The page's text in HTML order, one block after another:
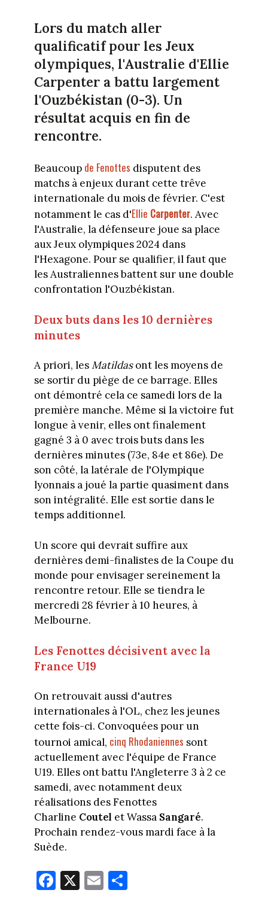
Lors du match aller
qualificatif pour les Jeux
olympiques, l'Australie d'Ellie
Carpenter a battu largement
l'Ouzbékistan (0-3). Un
résultat acquis en fin de
rencontre.
Beaucoup de Fenottes disputent des
matchs à enjeux durant cette trêve
internationale du mois de février. C'est
notamment le cas d'Ellie Carpenter. Avec
l'Australie, la défenseure joue sa place
aux Jeux olympiques 2024 dans
l'Hexagone. Pour se qualifier, il faut que
les Australiennes battent sur une double
confrontation l'Ouzbékistan.
Deux buts dans les 10 dernières
minutes
A priori, lesMatildasont les moyens de
se sortir du piège de ce barrage. Elles
ont démontré cela ce samedi lors de la
première manche. Même si la victoire fut
longue à venir, elles ont finalement
gagné 3 à 0 avec trois buts dans les
dernières minutes (73e, 84e et 86e). De
son côté, la latérale de l'Olympique
lyonnais a joué la partie quasiment dans
son intégralité. Elle est sortie dans le
temps additionnel.
Un score qui devrait suffire aux
dernières demi-finalistes de la Coupe du
monde pour envisager sereinement la
rencontre retour. Elle se tiendra le
mercredi 28 février à 10 heures, à
Melbourne.
Les Fenottes décisivent avec la
France U19
On retrouvait aussi d'autres
internationales à l'OL, chez les jeunes
cette fois-ci. Convoquées pour un
tournoi amical, cinq Rhodaniennes sont
actuellement avec l'équipe de France
U19. Elles ont battu l'Angleterre 3 à 2 ce
samedi, avec notamment deux
réalisations des Fenottes
Charline Coutel et Wassa Sangaré.
Prochain rendez-vous mardi face à la
Suède.
Fa X E Pa